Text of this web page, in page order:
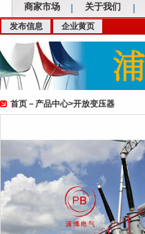
商家市场 关于我们
发布信息 企业黄页
首页 － 产品中心>开放变压器